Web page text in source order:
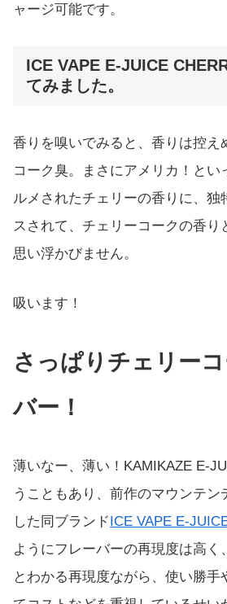
ャージ可能です。
ICE VAPE E-JUICE
てみました。
香りを嗅いでみると、香りは控え
コーク臭。まさにアメリカ！とい
ルメされたチェリーの香りに、独
スされて、チェリーコークの香り
思い浮かびません。
吸います！
さっぱりチェリー
バー！
薄いなー、薄い！KAMIKAZE E-
うこともあり、前作のマウンテン
した同ブランド ICE VAPE E-
ようにフレーバーの再現度は高く
とわかる再現度ながら、使い勝手